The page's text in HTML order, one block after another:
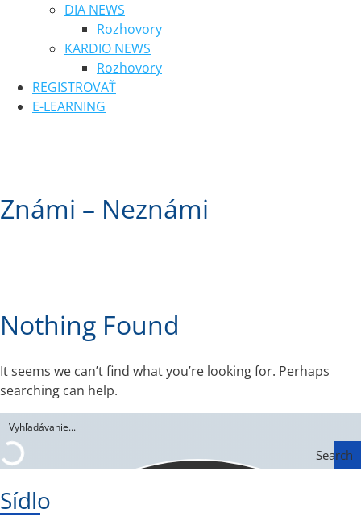
DIA NEWS
Rozhovory
KARDIO NEWS
Rozhovory
REGISTROVAŤ
E-LEARNING
Známi – Neznámi
Nothing Found
It seems we can’t find what you’re looking for. Perhaps
searching can help.
Search
Sídlo